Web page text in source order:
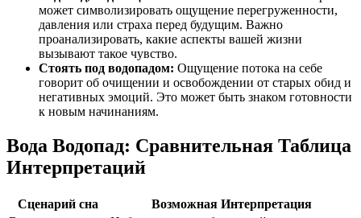
может символизировать ощущение перегруженности,
давления или страха перед будущим. Важно
проанализировать, какие аспекты вашей жизни
вызывают такое чувство.
Стоять под водопадом: Ощущение потока на себе
говорит об очищении и освобождении от старых обид и
негативных эмоций. Это может быть знаком готовности
к новым начинаниям.
Вода Водопад: Сравнительная Таблица
Интерпретаций
Сценарий сна
Возможная Интерпретация